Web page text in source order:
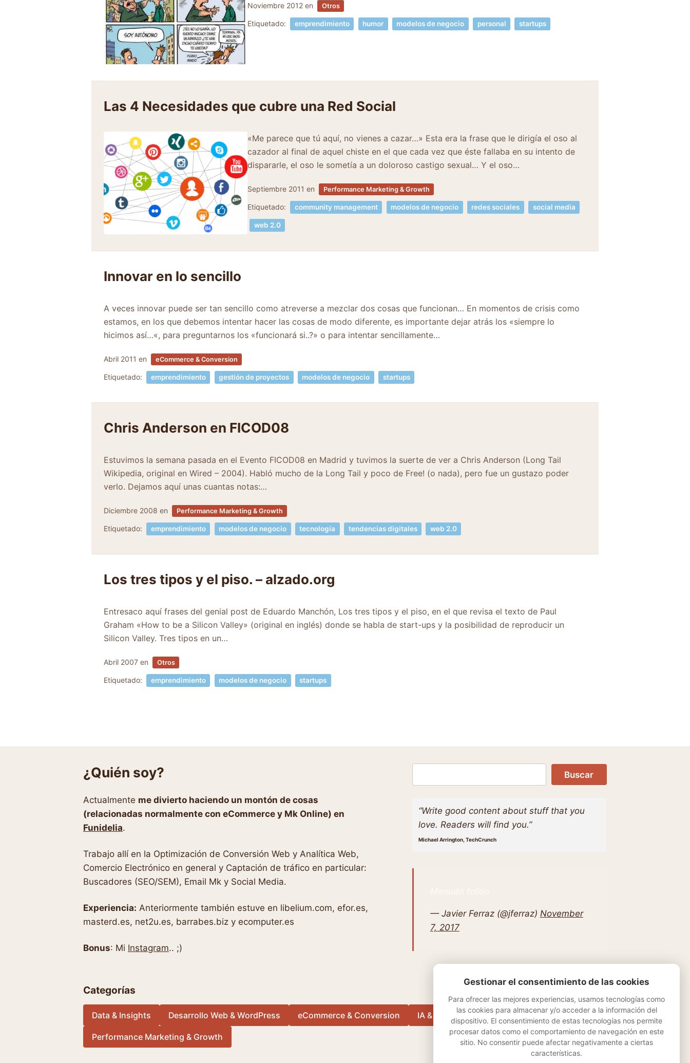
Noviembre 2012 en Otros
Etiquetado: emprendimiento humor modelos de negocio personal startups
Las 4 Necesidades que cubre una Red Social
«Me parece que tú aquí, no vienes a cazar…» Esta era la frase que le dirigía el oso al
cazador al final de aquel chiste en el que cada vez que éste fallaba en su intento de
dispararle, el oso le sometía a un doloroso castigo sexual… Y el oso…
Septiembre 2011 en Performance Marketing & Growth
Etiquetado: community management modelos de negocio redes sociales social media
web 2.0
Innovar en lo sencillo
A veces innovar puede ser tan sencillo como atreverse a mezclar dos cosas que funcionan… En momentos de crisis como
estamos, en los que debemos intentar hacer las cosas de modo diferente, es importante dejar atrás los «siempre lo
hicimos así…«, para preguntarnos los «funcionará si..?» o para intentar sencillamente…
Abril 2011 en eCommerce & Conversion
Etiquetado: emprendimiento gestión de proyectos modelos de negocio startups
Chris Anderson en FICOD08
Estuvimos la semana pasada en el Evento FICOD08 en Madrid y tuvimos la suerte de ver a Chris Anderson (Long Tail
Wikipedia, original en Wired – 2004). Habló mucho de la Long Tail y poco de Free! (o nada), pero fue un gustazo poder
verlo. Dejamos aquí unas cuantas notas:…
Diciembre 2008 en Performance Marketing & Growth
Etiquetado: emprendimiento modelos de negocio tecnología tendencias digitales web 2.0
Los tres tipos y el piso. – alzado.org
Entresaco aquí frases del genial post de Eduardo Manchón, Los tres tipos y el piso, en el que revisa el texto de Paul
Graham «How to be a Silicon Valley» (original en inglés) donde se habla de start-ups y la posibilidad de reproducir un
Silicon Valley. Tres tipos en un…
Abril 2007 en Otros
Etiquetado: emprendimiento modelos de negocio startups
¿Quién soy?
Actualmente me divierto haciendo un montón de cosas
(relacionadas normalmente con eCommerce y Mk Online) en
Funidelia.
Trabajo allí en la Optimización de Conversión Web y Analítica Web,
Comercio Electrónico en general y Captación de tráfico en particular:
Buscadores (SEO/SEM), Email Mk y Social Media.
Experiencia: Anteriormente también estuve en libelium.com, efor.es,
masterd.es, net2u.es, barrabes.biz y ecomputer.es
Bonus: Mi Instagram.. ;)
Buscar
“Write good content about stuff that you
love. Readers will find you.”
Michael Arrington, TechCrunch
— Javier Ferraz (@jferraz) November
7, 2017
Categorías
Data & Insights Desarrollo Web & WordPress eCommerce & Conversion IA & Automation Música Otros
Performance Marketing & Growth
Gestionar el consentimiento de las cookies
Para ofrecer las mejores experiencias, usamos tecnologías como
las cookies para almacenar y/o acceder a la información del
dispositivo. El consentimiento de estas tecnologías nos permite
procesar datos como el comportamiento de navegación en este
sitio. No consentir puede afectar negativamente a ciertas
características.